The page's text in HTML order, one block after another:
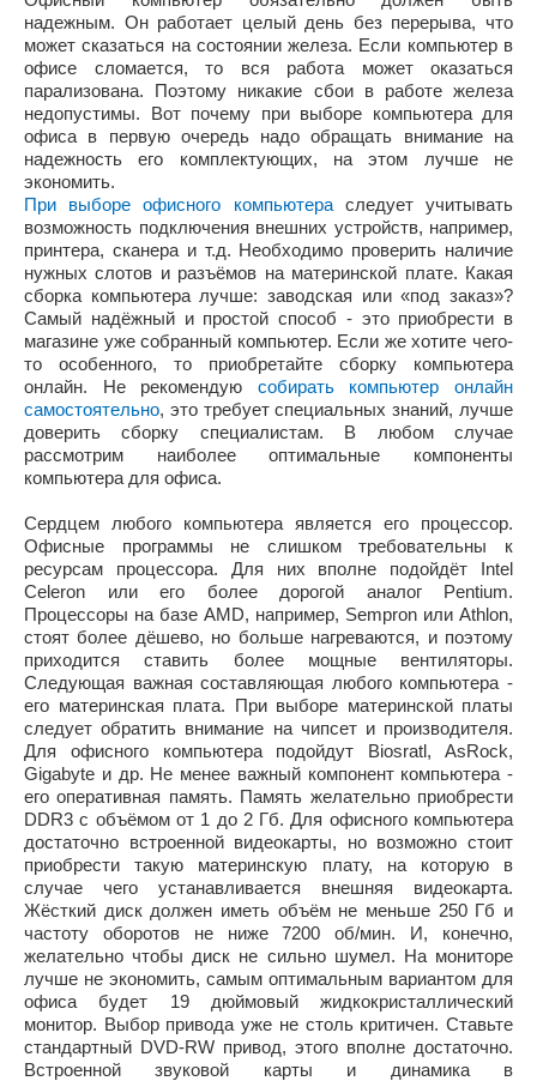
надежным. Он работает целый день без перерыва, что
может сказаться на состоянии железа. Если компьютер в
офисе сломается, то вся работа может оказаться
парализована. Поэтому никакие сбои в работе железа
недопустимы. Вот почему при выборе компьютера для
офиса в первую очередь надо обращать внимание на
надежность его комплектующих, на этом лучше не
экономить.
При выборе офисного компьютераследует учитывать
возможность подключения внешних устройств, например,
принтера, сканера и т.д. Необходимо проверить наличие
нужных слотов и разъёмов на материнской плате. Какая
сборка компьютера лучше: заводская или «под заказ»?
Самый надёжный и простой способ - это приобрести в
магазине уже собранный компьютер. Если же хотите чего-
то особенного, то приобретайте сборку компьютера
онлайн. Не рекомендую собирать компьютер онлайн
самостоятельно, это требует специальных знаний, лучше
доверить сборку специалистам. В любом случае
рассмотрим наиболее оптимальные компоненты
компьютера для офиса.
Сердцем любого компьютера является его процессор.
Офисные программы не слишком требовательны к
ресурсам процессора. Для них вполне подойдёт Intel
Celeron или его более дорогой аналог Pentium.
Процессоры на базе AMD, например, Sempron или Athlon,
стоят более дёшево, но больше нагреваются, и поэтому
приходится ставить более мощные вентиляторы.
Следующая важная составляющая любого компьютера -
его материнская плата. При выборе материнской платы
следует обратить внимание на чипсет и производителя.
Для офисного компьютера подойдут Biosratl, AsRock,
Gigabyte и др. Не менее важный компонент компьютера -
его оперативная память. Память желательно приобрести
DDR3 с объёмом от 1 до 2 Гб. Для офисного компьютера
достаточно встроенной видеокарты, но возможно стоит
приобрести такую материнскую плату, на которую в
случае чего устанавливается внешняя видеокарта.
Жёсткий диск должен иметь объём не меньше 250 Гб и
частоту оборотов не ниже 7200 об/мин. И, конечно,
желательно чтобы диск не сильно шумел. На мониторе
лучше не экономить, самым оптимальным вариантом для
офиса будет 19 дюймовый жидкокристаллический
монитор. Выбор привода уже не столь критичен. Ставьте
стандартный DVD-RW привод, этого вполне достаточно.
Встроенной звуковой карты и динамика в